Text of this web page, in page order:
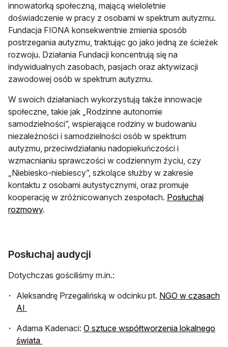
innowatorką społeczną, mającą wieloletnie
doświadczenie w pracy z osobami w spektrum autyzmu.
Fundacja FIONA konsekwentnie zmienia sposób
postrzegania autyzmu, traktując go jako jedną ze ścieżek
rozwoju. Działania Fundacji koncentrują się na
indywidualnych zasobach, pasjach oraz aktywizacji
zawodowej osób w spektrum autyzmu.
W swoich działaniach wykorzystują także innowacje
społeczne, takie jak „Rodzinne autonomie
samodzielności”, wspierające rodziny w budowaniu
niezależności i samodzielności osób w spektrum
autyzmu, przeciwdziałaniu nadopiekuńczości i
wzmacnianiu sprawczości w codziennym życiu, czy
„Niebiesko-niebiescy”, szkolące służby w zakresie
kontaktu z osobami autystycznymi, oraz promuje
kooperację w zróżnicowanych zespołach. Posłuchaj
rozmowyotwiera się w nowej karcie
.
Posłuchaj audycji
Dotychczas gościliśmy m.in.:
Aleksandrę Przegalińską w odcinku pt. NGO w czasach
AI
Adama Kadenaci: O sztuce współtworzenia lokalnego
świata